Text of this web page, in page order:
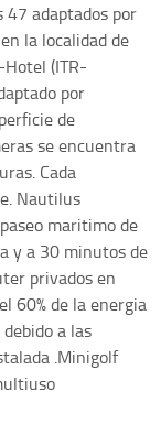
47 adaptados por
la localidad de
(ITR-
por
de
se encuentra
Cada
Nautilus
maritimo de
y a 30 minutos de
privados en
60% de la energia
a las
.Minigolf